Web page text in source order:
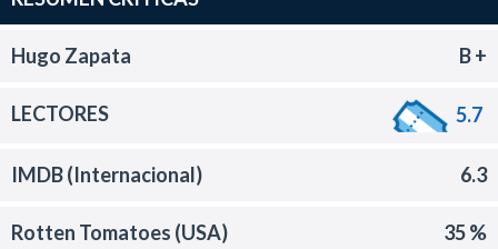
Hugo Zapata B +
LECTORES 5.7
IMDB (Internacional) 6.3
Rotten Tomatoes (USA) 35 %